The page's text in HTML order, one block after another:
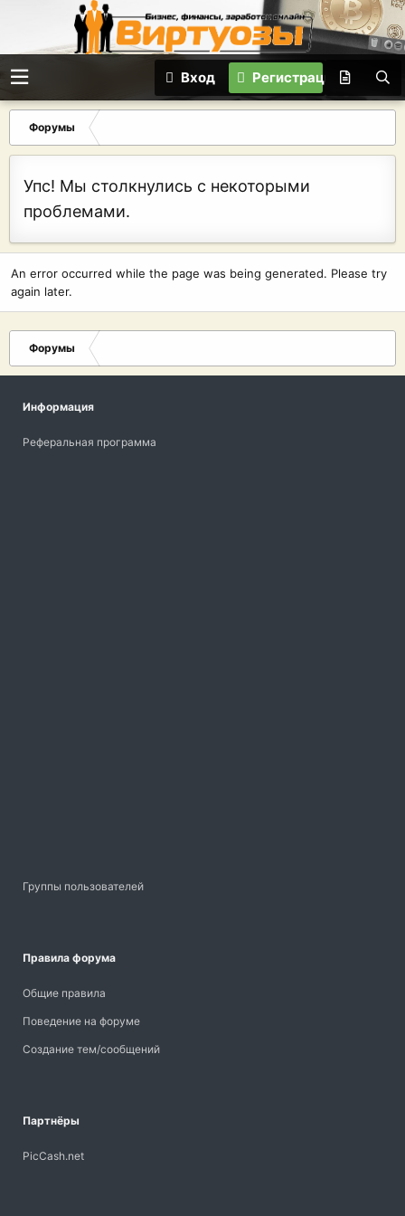
Вход Регистрация
Форумы
Упс! Мы столкнулись с некоторыми
проблемами.
An error occurred while the page was being generated. Please try
again later.
Форумы
Информация
Реферальная программа
Группы пользователей
Правила форума
Общие правила
Поведение на форуме
Создание тем/сообщений
Партнёры
PicCash.net